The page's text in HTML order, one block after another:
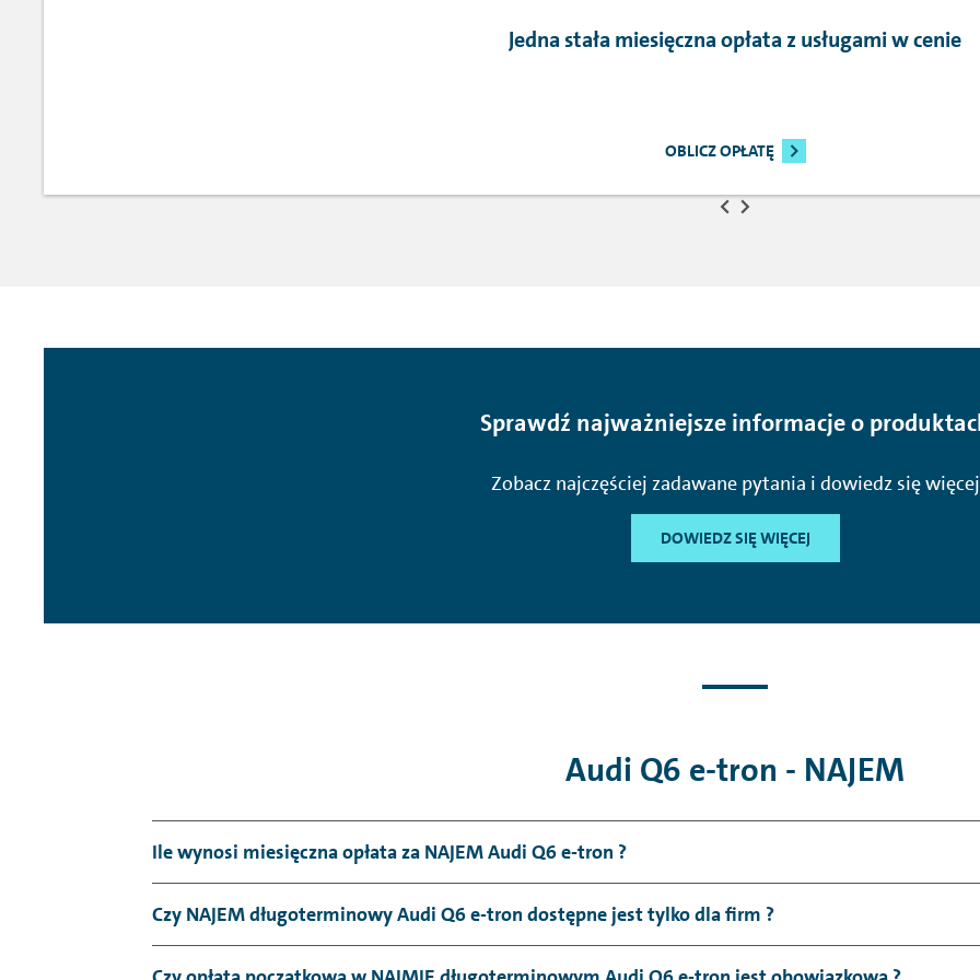
Jedna stała miesięczna opłata z usługami w cenie
OBLICZ OPŁATĘ
Sprawdź najważniejsze informacje o
Zobacz najczęściej zadawane pytania i dowiedz się więcej
DOWIEDZ SIĘ WIĘCEJ
Audi Q6 e-tron - NAJEM
Ile wynosi miesięczna opłata za NAJEM Audi Q6 e-tron ?
Czy NAJEM długoterminowy Audi Q6 e-tron dostępne jest tylko dla firm ?